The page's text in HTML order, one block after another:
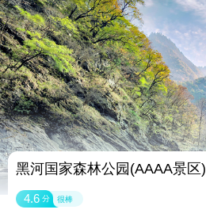
黑河国家森林公园(AAAA景区)
4.6 分 很棒
